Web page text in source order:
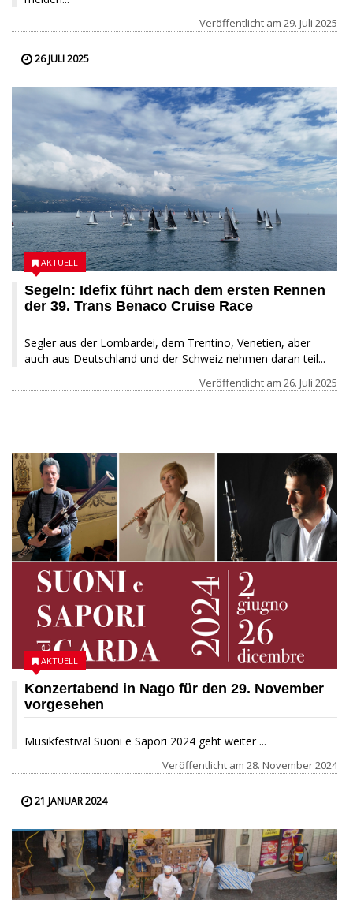
Veröffentlicht am 29. Juli 2025
26 JULI 2025
Segeln: Idefix führt nach dem ersten Rennen
der 39. Trans Benaco Cruise Race
Segler aus der Lombardei, dem Trentino, Venetien, aber
auch aus Deutschland und der Schweiz nehmen daran teil...
AKTUELL
Veröffentlicht am 26. Juli 2025
28 NOVEMBER 2024
Konzertabend in Nago für den 29. November
vorgesehen
Musikfestival Suoni e Sapori 2024 geht weiter ...
AKTUELL
Veröffentlicht am 28. November 2024
21 JANUAR 2024